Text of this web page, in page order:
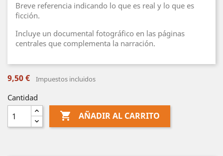
Breve referencia indicando lo que es real y lo que es
ficción.
Incluye un documental fotográfico en las páginas
centrales que complementa la narración.
9,50 € Impuestos incluidos
Cantidad
 AÑADIR AL CARRITO